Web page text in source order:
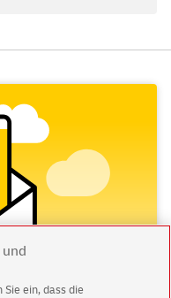
ein, dass die